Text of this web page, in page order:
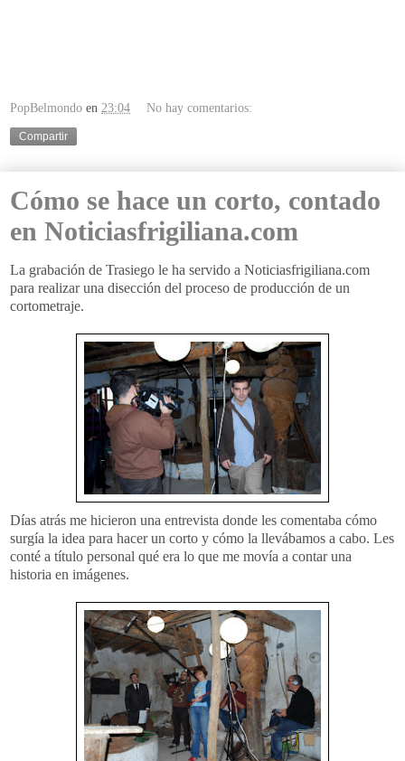
PopBelmondo en 23:04 No hay comentarios:
Compartir
Cómo se hace un corto, contado
en Noticiasfrigiliana.com
La grabación de Trasiego le ha servido a Noticiasfrigiliana.com
para realizar una disección del proceso de producción de un
cortometraje.
Días atrás me hicieron una entrevista donde les comentaba cómo
surgía la idea para hacer un corto y cómo la llevábamos a cabo. Les
conté a título personal qué era lo que me movía a contar una
historia en imágenes.